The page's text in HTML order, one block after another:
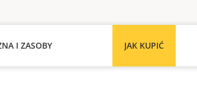
JAK KUPIĆ
I ZASOBY